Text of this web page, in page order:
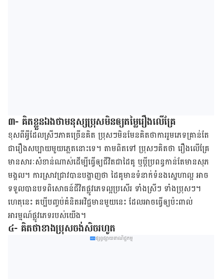
៣​- គិតខ្លួនឯងថាមនុស្សប្រុសមិនឲ្យតម្លៃរឿងលើគ្រែ
ខុស​ពី​អ្វី​ដែល​ស្រីៗ​ភាគច្រើន​គិត ប្រុសៗ​មិន​មែន​គិត​ថា​ការ​រួមភេទ​គ្រាន់​តែ​
ជា​រឿង​សប្បាយមួយ​ភ្លេត​នោះ​ទេ។ តាម​ពិត​ទៅ ប្រុសៗ​​គិត​ថា រឿង​លើ​គ្រែ​​
មាន​សារៈ​សំខាន់​ណាស់​ដើម្បី​ធ្វើ​ឲ្យ​ជីវិត​ជា​ដៃគូ​ ឬប្តី​ប្រពន្ធ​កាន់​តែ​មាន​សុភ
មង្គល។ ការ​ស្រាវជ្រាវ​បាន​បង្ហាញ​ថា ដៃគូ​​មាន​ទំនាក់ទំនង​ស្នេហា​ល្អ​ អាច​
ទទួល​បាន​បទ​ពិសោធន៍​ជីវិត​ផ្លូវ​ភេទ​ល្អប្រសើរ ទាំង​ស្រីៗ ទាំង​ប្រុសៗ។
ហេតុនេះ គប្បី​បញ្ចប់​គំនិត​អវិជ្ជមាន​មួយ​នេះ ដែល​អាច​ធ្វើ​ឲ្យ​ប៉ះ​ពាល់​
អារម្មណ៍​ផ្លូវ​ភេទ​របស់​យើង។
៤- គិតថាខាងប្រុសចង់សិចរហូត
ផ្សព្វផ្សាយពាណិជ្ជកម្ម